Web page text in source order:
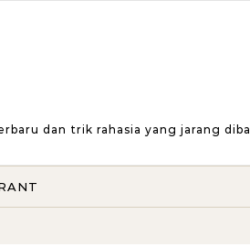
dan trik rahasia yang jarang